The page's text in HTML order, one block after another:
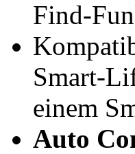
Find-
Smart-
einem
Auto